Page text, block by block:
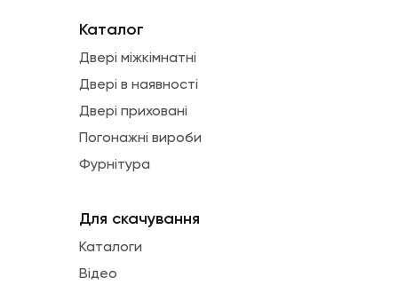
Каталог
Двері міжкімнатні
Двері в наявності
Двері приховані
Погонажні вироби
Фурнітура
Для скачування
Каталоги
Відео